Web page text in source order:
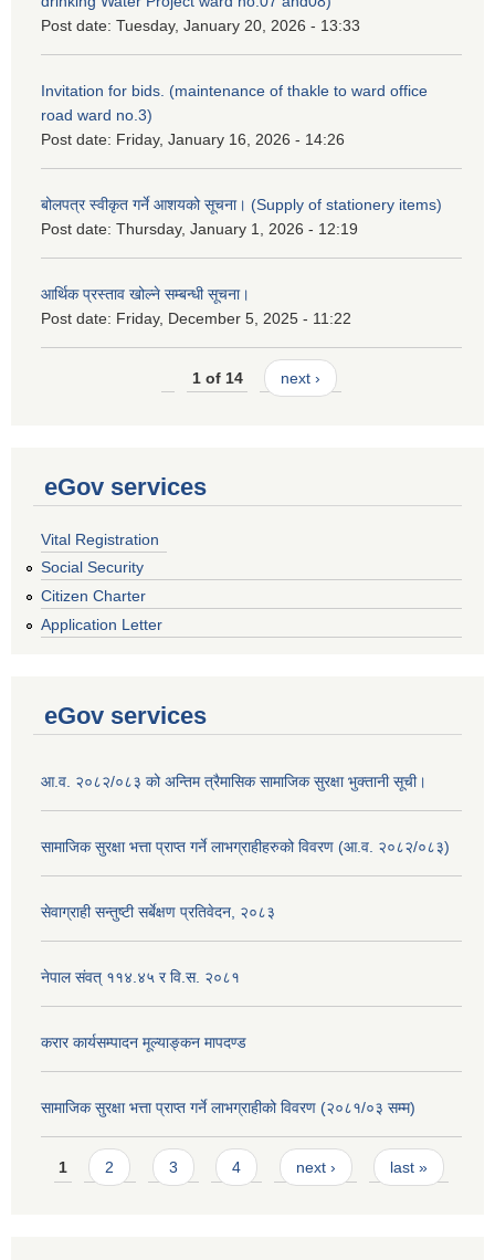
Post date: Tuesday, January 20, 2026 - 13:33
Invitation for bids. (maintenance of thakle to ward office
road ward no.3)
Post date: Friday, January 16, 2026 - 14:26
बोलपत्र स्वीकृत गर्ने आशयको सूचना। (Supply of stationery items)
Post date: Thursday, January 1, 2026 - 12:19
आर्थिक प्रस्ताव खोल्ने सम्बन्धी सूचना।
Post date: Friday, December 5, 2025 - 11:22
1 of 14 next ›
eGov services
Vital Registration
Social Security
Citizen Charter
Application Letter
eGov services
आ.व. २०८२/०८३ को अन्तिम त्रैमासिक सामाजिक सुरक्षा भुक्तानी सूची।
सामाजिक सुरक्षा भत्ता प्राप्त गर्ने लाभग्राहीहरुको विवरण (आ.व. २०८२/०८३)
सेवाग्राही सन्तुष्टी सर्बेक्षण प्रतिवेदन, २०८३
नेपाल संवत् ११४.४५ र वि.स. २०८१
करार कार्यसम्पादन मूल्याङ्कन मापदण्ड
सामाजिक सुरक्षा भत्ता प्राप्त गर्ने लाभग्राहीको विवरण (२०८१/०३ सम्म)
Pages
1 2 3 4 next › last »